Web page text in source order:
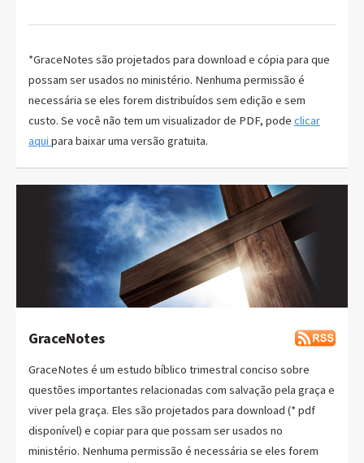
*GraceNotes são projetados para download e cópia para que
possam ser usados no ministério. Nenhuma permissão é
necessária se eles forem distribuídos sem edição e sem
custo. Se você não tem um visualizador de PDF, pode clicar
aqui para baixar uma versão gratuita.
GraceNotes
GraceNotes é um estudo bíblico trimestral conciso sobre
questões importantes relacionadas com salvação pela graça e
viver pela graça. Eles são projetados para download (* pdf
disponível) e copiar para que possam ser usados no
ministério. Nenhuma permissão é necessária se eles forem